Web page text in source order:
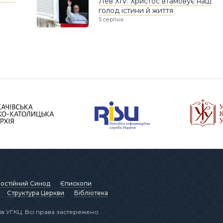
голод істини й життя
5 серпня
Синод
Єпископи
Структура Церкви
Бібліотека
УГКЦ. Всі права застережено.